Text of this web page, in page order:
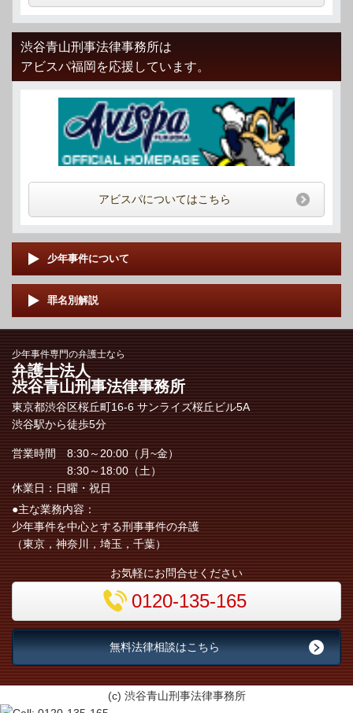
渋谷青山刑事法律事務所は
アビスパ福岡を応援しています。
アビスパについてはこちら
少年事件について
罪名別解説
少年事件専門の弁護士なら
弁護士法人
渋谷青山刑事法律事務所
東京都渋谷区桜丘町16-6 サンライズ桜丘ビル5A
渋谷駅から徒歩5分
営業時間 8:30～20:00（月~金）
8:30～18:00（土）
休業日：日曜・祝日
●主な業務内容：
少年事件を中心とする刑事事件の弁護
（東京，神奈川，埼玉，千葉）
お気軽にお問合せください
0120-135-165
無料法律相談はこちら
(c) 渋谷青山刑事法律事務所